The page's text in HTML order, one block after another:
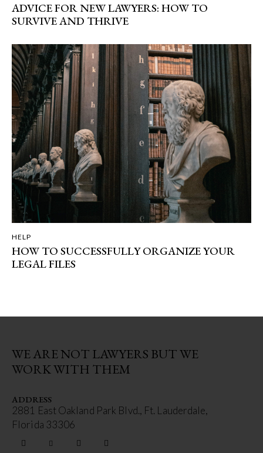
ADVICE FOR NEW LAWYERS: HOW TO
SURVIVE AND THRIVE
HELP
HOW TO SUCCESSFULLY ORGANIZE YOUR
LEGAL FILES
WE ARE NOT LAWYERS BUT WE
WORK WITH THEM
ADDRESS
2881 East Oakland Park Blvd., Ft. Lauderdale,
Florida 33306